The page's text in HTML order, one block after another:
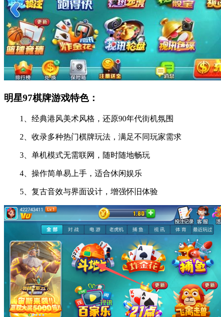
明星97棋牌游戏特色：
1、经典港风美术风格，还原90年代街机氛围
2、收录多种热门棋牌玩法，满足不同玩家需求
3、单机模式无需联网，随时随地畅玩
4、操作简单易上手，适合休闲娱乐
5、复古音效与界面设计，增强怀旧体验